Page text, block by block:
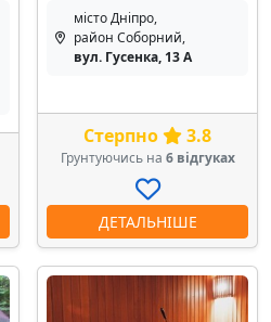
місто Дніпро,
район Соборний,
вул. Гусенка, 13 А
Стерпно 3.8
Грунтуючись на 6 відгуках
ДЕТАЛЬНІШЕ